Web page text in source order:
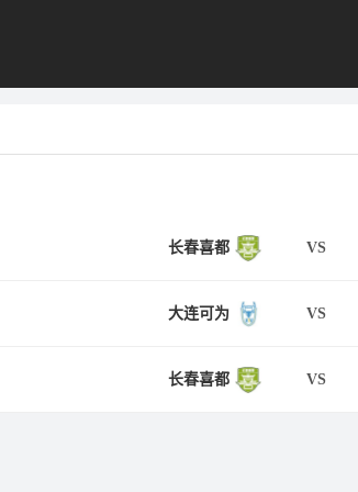
长春喜都 VS
大连可为 VS
长春喜都 VS